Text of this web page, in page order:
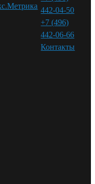
442-04-50
+7 (496)
442-06-66
Контакты⁠